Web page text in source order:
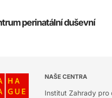
perinatální duševní
NAŠE CENTRA
Institut Zahrady pro